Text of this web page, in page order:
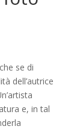
se di
dell’autrice
e, in tal